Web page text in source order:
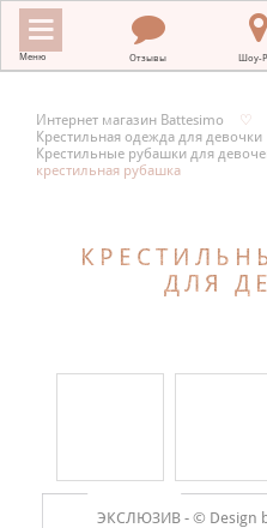
Меню
ИНТЕРНЕТ МАГАЗИН
КРЕСТИЛЬНАЯ ВЫШИВКА
ДЛЯ НОВОРОЖДЕННЫХ
Отзывы Шоу-
Интернет магазин Battesimo ♡
Крестильная одежда для девочки
Крестильные рубашки для
крестильная рубашка
ДЛЯ
ЭКСЛЮЗИВ - © Design